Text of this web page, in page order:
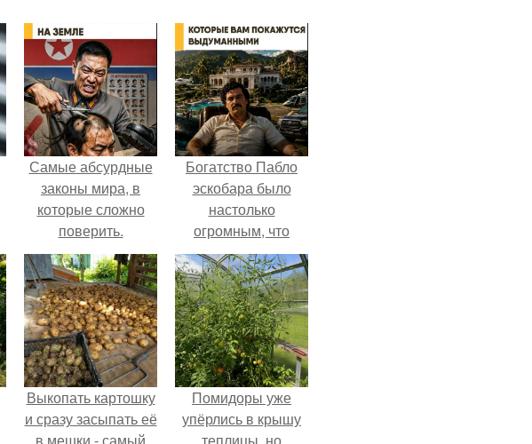
Самые абсурдные
законы мира, в
которые сложно
поверить.
Богатство Пабло
эскобара было
настолько
огромным, что
многие истории о
нём звучат как
вымысел.
Выкопать картошку
и сразу засыпать её
в мешки - самый
Помидоры уже
упёрлись в крышу
теплицы, но